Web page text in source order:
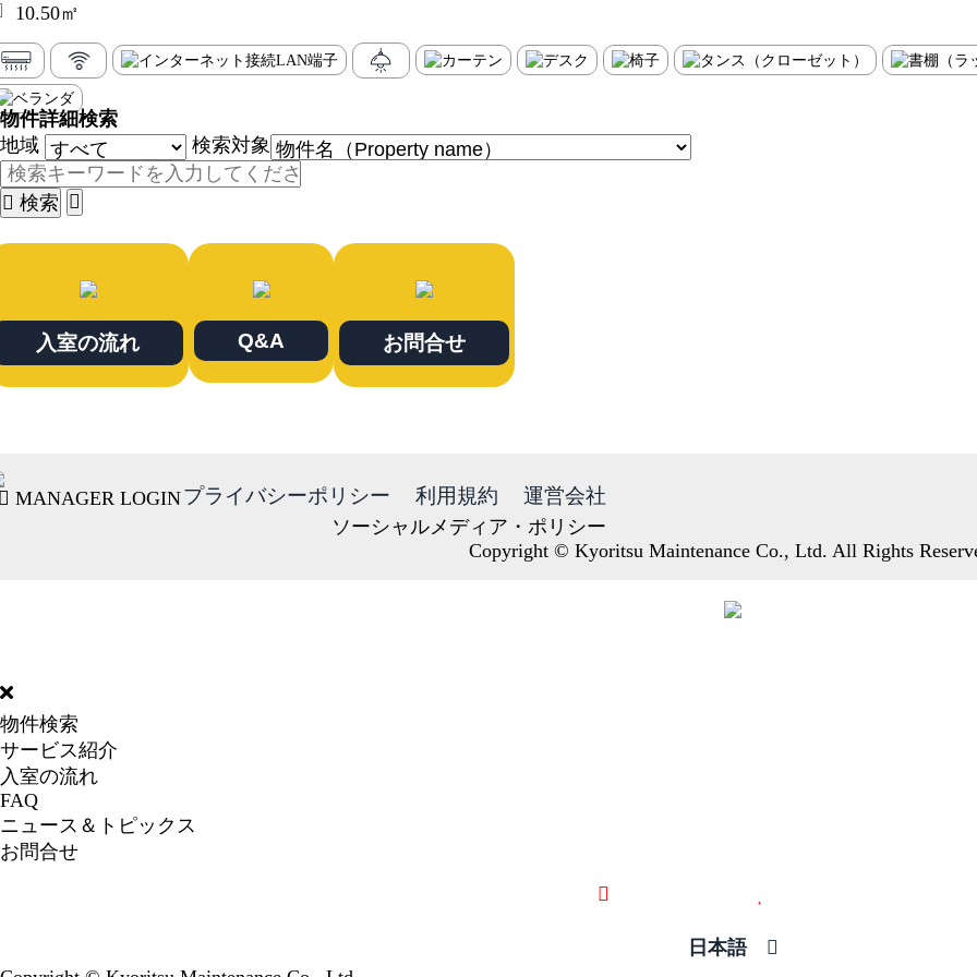
10.50㎡
物件詳細検索
地域
検索対象
検索
入室の流れ Q&A お問合せ
MANAGER LOGINプライバシーポリシー 利用規約 運営会社
ソーシャルメディア・ポリシー
Copyright © Kyoritsu Maintenance Co., Ltd. All Rights
物件検索
サービス紹介
入室の流れ
FAQ
ニュース＆トピックス
お問合せ
日本語